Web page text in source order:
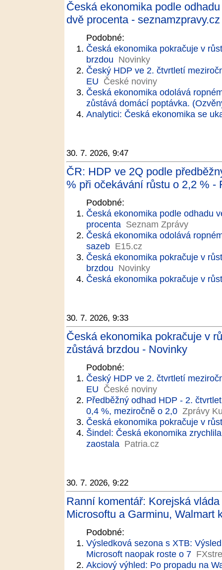
Česká ekonomika podle
dvě procenta - seznamzpravy.cz
Podobné:
Česká ekonomika pokračuje v
brzdou Novinky
Český HDP ve 2. čtvrtletí
EU České noviny
Česká ekonomika odolává
zůstává domácí poptávka.
Analytici: Česká ekonomika se
30. 7. 2026, 9:47
ČR: HDP ve 2Q podle
% při očekávání růstu o 2,2 % -
Podobné:
Česká ekonomika podle odhadu
procenta Seznam Zprávy
Česká ekonomika odolává
sazeb E15.cz
Česká ekonomika pokračuje v
brzdou Novinky
Česká ekonomika pokračuje v
30. 7. 2026, 9:33
Česká ekonomika pokračuje v
zůstává brzdou - Novinky
Podobné:
Český HDP ve 2. čtvrtletí
EU České noviny
Předběžný odhad HDP - 2.
0,4 %, meziročně o 2,0 Zprávy
Česká ekonomika pokračuje v
Šindel: Česká ekonomika
zaostala Patria.cz
30. 7. 2026, 9:22
Ranní komentář: Korejská
Microsoftu a Garminu, Walmart
Podobné:
Výsledková sezona s XTB:
Microsoft naopak roste o 7
Akciový výhled: Po propadu na